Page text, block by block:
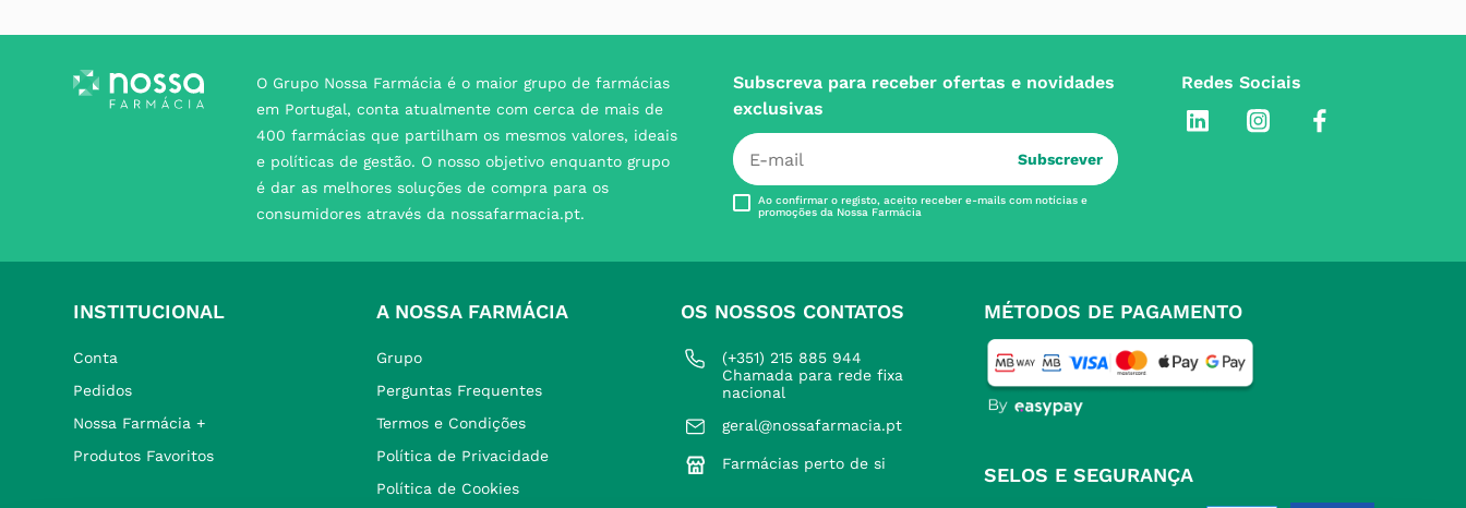
O Grupo Nossa Farmácia é o maior grupo de farmácias
em Portugal, conta atualmente com cerca de mais de
400 farmácias que partilham os mesmos valores, ideais
e políticas de gestão. O nosso objetivo enquanto grupo
é dar as melhores soluções de compra para os
consumidores através da nossafarmacia.pt.
Subscreva para receber ofertas e novidades
exclusivas
Subscrever
Ao confirmar o registo, aceito receber e-mails com notícias e
promoções da Nossa Farmácia
Redes Sociais
INSTITUCIONAL
Conta
Pedidos
Nossa Farmácia +
Produtos Favoritos
A NOSSA FARMÁCIA
Grupo
Perguntas Frequentes
Termos e Condições
Política de Privacidade
Política de Cookies
OS NOSSOS CONTATOS
(+351) 215 885 944
Chamada para rede fixa
nacional
geral@nossafarmacia.pt
Farmácias perto de si
MÉTODOS DE PAGAMENTO
SELOS E SEGURANÇA